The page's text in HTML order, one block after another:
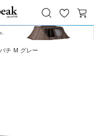
お
気
カ
バチ M グレー